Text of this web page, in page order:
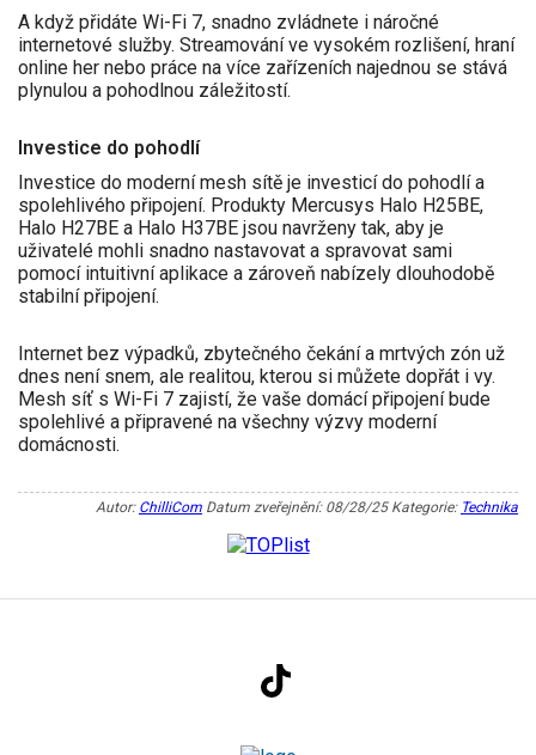
A když přidáte Wi-Fi 7, snadno zvládnete i náročné
internetové služby. Streamování ve vysokém rozlišení, hraní
online her nebo práce na více zařízeních najednou se stává
plynulou a pohodlnou záležitostí.
Investice do pohodlí
Investice do moderní mesh sítě je investicí do pohodlí a
spolehlivého připojení. Produkty Mercusys Halo H25BE,
Halo H27BE a Halo H37BE jsou navrženy tak, aby je
uživatelé mohli snadno nastavovat a spravovat sami
pomocí intuitivní aplikace a zároveň nabízely dlouhodobě
stabilní připojení.
Internet bez výpadků, zbytečného čekání a mrtvých zón už
dnes není snem, ale realitou, kterou si můžete dopřát i vy.
Mesh síť s Wi-Fi 7 zajistí, že vaše domácí připojení bude
spolehlivé a připravené na všechny výzvy moderní
domácnosti.
Autor: ChilliCom Datum zveřejnění: 08/28/25 Kategorie: Technika